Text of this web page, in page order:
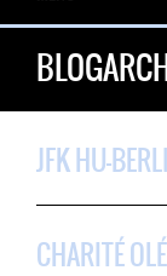
JFK HU-
CHARITÉ